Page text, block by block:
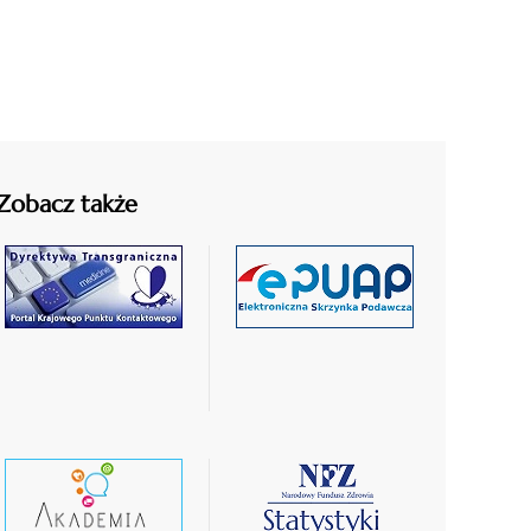
także
czytaj
czytaj
czytaj czytaj